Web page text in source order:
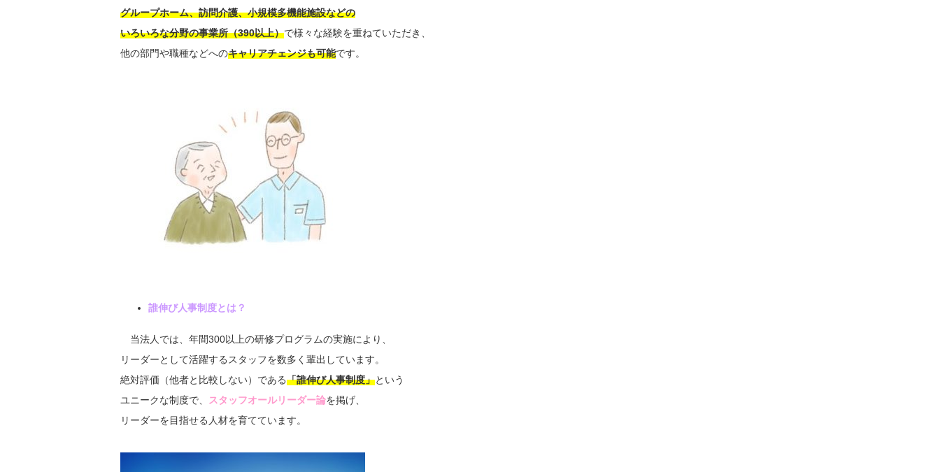
グループホーム、訪問介護、小規模多機能施設などの
いろいろな分野の事業所（390以上）で様々な経験を重ねていただき、
他の部門や職種などへのキャリアチェンジも可能です。
誰伸び人事制度とは？
当法人では、年間300以上の研修プログラムの実施により、
リーダーとして活躍するスタッフを数多く輩出しています。
絶対評価（他者と比較しない）である「誰伸び人事制度」という
ユニークな制度で、
スタッフオールリーダー論を掲げ、
リーダーを目指せる人材を育てています。